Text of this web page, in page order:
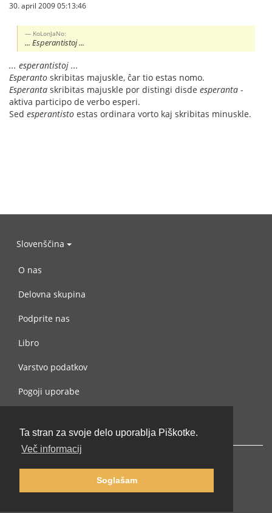
Ta stran za svoje delo uporablja Piškotke.
Več informacij
Soglašam
30. april 2009 05:13:46
KoLonJaNo:
... Esperantistoj ...
... esperantistoj ...
Esperanto skribitas majuskle, ĉar tio estas nomo.
Esperanta skribitas majuskle por distingi disde esperanta -
aktiva participo de verbo esperi.
Sed esperantisto estas ordinara vorto kaj skribitas minuskle.
Slovenščina
O nas
Delovna skupina
Podprite nas
Libro
Varstvo podatkov
Pogoji uporabe
© 2002-2026 lernu.net |Impressum